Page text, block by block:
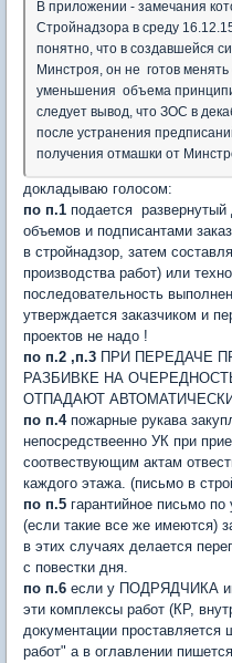
В приложении - замечания
Стройнадзора в среду
понятно, что в создавшейся
Минстроя, он не готов
уменьшения объема
следует вывод, что ЗОС в
после устранения
получения отмашки от
докладываю голосом:
по п.1 подается
объемов и подписантами
в стройнадзор, затем
производства работ) или
последовательность
утверждается заказчиком и
проектов не надо !
по п.2 ,п.3 ПРИ ПЕРЕДАЧЕ
РАЗБИВКЕ НА
ОТПАДАЮТ
по п.4пожарные рукава
непосредствеенно УК при
соотвествующим актам
каждого этажа. (письмо в
по п.5 гарантийное письмо
(если такие все же имеются)
в этих случаях делается
с повестки дня.
по п.6 если у ПОДРЯДЧИКА
эти комплексы работ (КР,
документации проставляется
работ" а в оглавлении